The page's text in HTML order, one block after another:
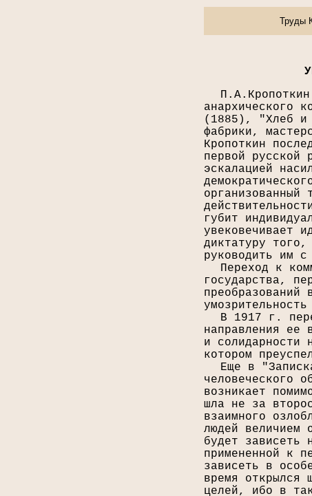
Труды
анархического
(1885), "Хлеб и
фабрики,
Кропоткин
первой русской
эскалацией
организованный
губит
увековечивает
диктатуру
руководить им
Переход к
государства,
преобразований
В 1917 г.
направления ее
и солидарности
котором
Еще в
человеческого
возникает
шла не за
взаимного
людей величием
будет зависеть
примененной к
зависеть в
время открылся
целей, ибо в